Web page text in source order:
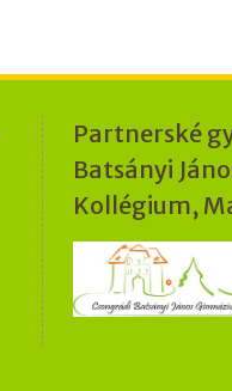
Partnerské
Batsányi
Kollégium,